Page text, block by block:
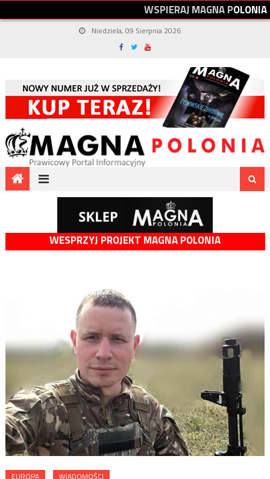
WSPIERAJMAGNAPOLONIA
Niedziela, 09 Sierpnia 2026
WESPRZYJ PROJEKT MAGNA POLONIA
EUROPA WIADOMOŚCI